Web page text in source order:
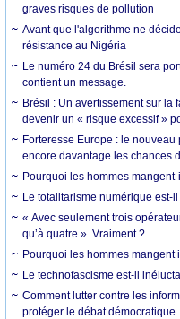
graves risques de pollution
Avant que l'algorithme ne
résistance au Nigéria
Le numéro 24 du Brésil sera
contient un message.
Brésil : Un avertissement sur la
devenir un « risque excessif »
Forteresse Europe : le
encore davantage les chances
Pourquoi les hommes
Le totalitarisme numérique est-
« Avec seulement trois
qu’à quatre ». Vraiment ?
Pourquoi les hommes mangent
Le technofascisme est-il
Comment lutter contre les
protéger le débat démocratique